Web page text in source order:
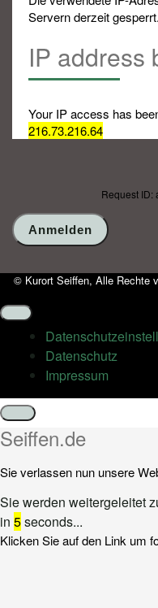
Servern derzeit gesperrt.
IP address
Your IP access has
216.73.216.64
Request ID:
© Kurort Seiffen, Alle Rechte
Datenschutz
Impressum
Schließen
Seiffen.de
Sie verlassen nun unsere
Sie werden weitergeleitet
in 5seconds...
Klicken Sie auf den Link um